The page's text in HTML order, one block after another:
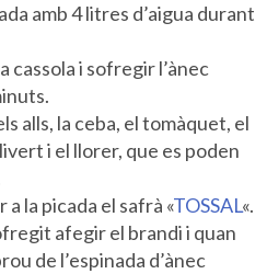
amb 4 litres d’aigua durant
cassola i sofregir l’ànec
alls, la ceba, el tomàquet, el
i el llorer, que es poden
la picada el safrà «TOSSAL«.
afegir el brandi i quan
de l’espinada d’ànec